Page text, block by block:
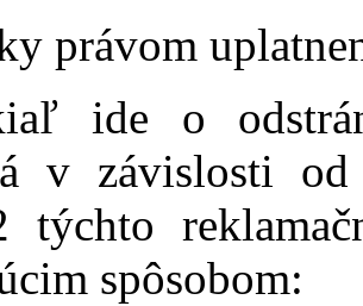
právom
ide o
v závislosti
týchto
spôsobom: